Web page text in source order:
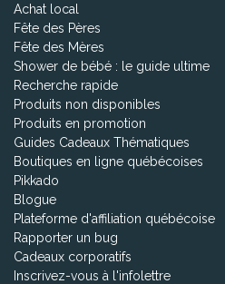
Achat local
Fête des Pères
Fête des Mères
Shower de bébé : le guide ultime
Recherche rapide
Produits non disponibles
Produits en promotion
Guides Cadeaux Thématiques
Boutiques en ligne québécoises
Pikkado
Blogue
Plateforme d'affiliation québécoise
Rapporter un bug
Cadeaux corporatifs
Inscrivez-vous à l'infolettre